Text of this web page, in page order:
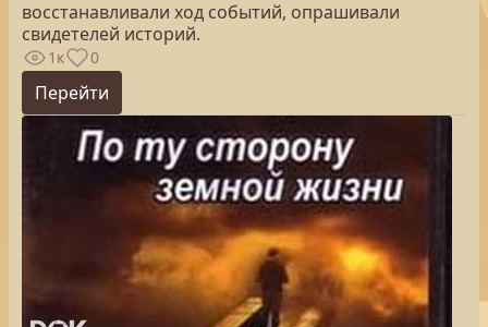
восстанавливали ход событий, опрашивали
свидетелей историй.
1к 0
Перейти